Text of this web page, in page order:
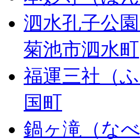
泗水孔子公
菊池市泗水町
福運三社（
国町
鍋ヶ滝（な